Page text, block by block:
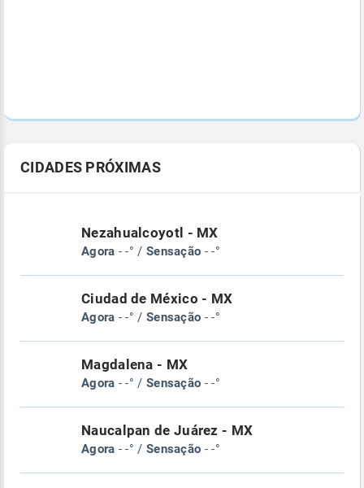
CIDADES PRÓXIMAS
Nezahualcoyotl - MX
Agora - -° / Sensação - -°
Ciudad de México - MX
Agora - -° / Sensação - -°
Magdalena - MX
Agora - -° / Sensação - -°
Naucalpan de Juárez - MX
Agora - -° / Sensação - -°